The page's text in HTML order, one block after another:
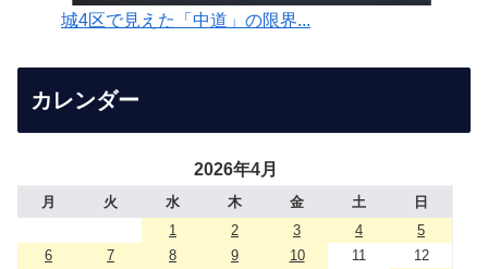
城4区で見えた「中道」の限界...
カレンダー
2026年4月
月 火 水 木 金 土
日
1
2 3 4
5
6
7 8 9 10 11
12